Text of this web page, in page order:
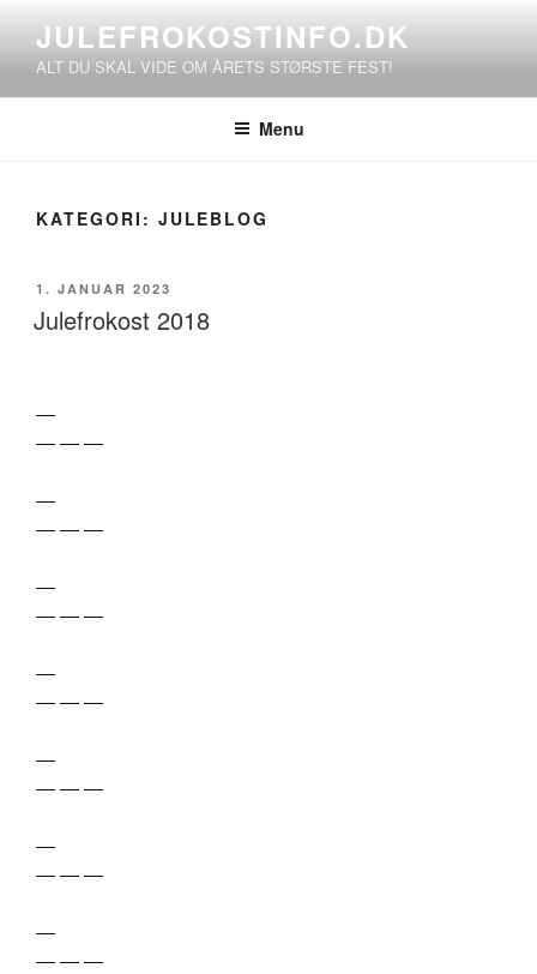
indhold
JULEFROKOSTINFO.DK
ALT DU SKAL VIDE OM ÅRETS STØRSTE FEST!
Menu
KATEGORI: JULEBLOG
UDGIVET
DEN
1. JANUAR 2023
Julefrokost 2018